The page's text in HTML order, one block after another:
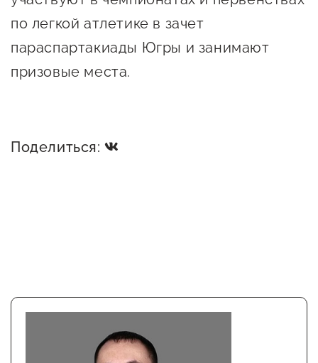
по легкой атлетике в зачет
параспартакиады Югры и занимают
призовые места.
Поделиться: